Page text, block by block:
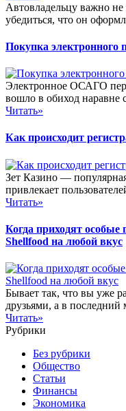
Автовладельцу важно
убедиться, что он
Покупка электронного
Электронное ОСАГО
вошло в обиход наравне
Читать»
Как происходит
Зет Казино —
привлекает
Читать»
Когда приходят
Shellfood на любой вкус
Бывает так, что вы уже
друзьями, а в
Читать»
Рубрики
Без рубрики
Общество
Статьи
Финансы
Экономика